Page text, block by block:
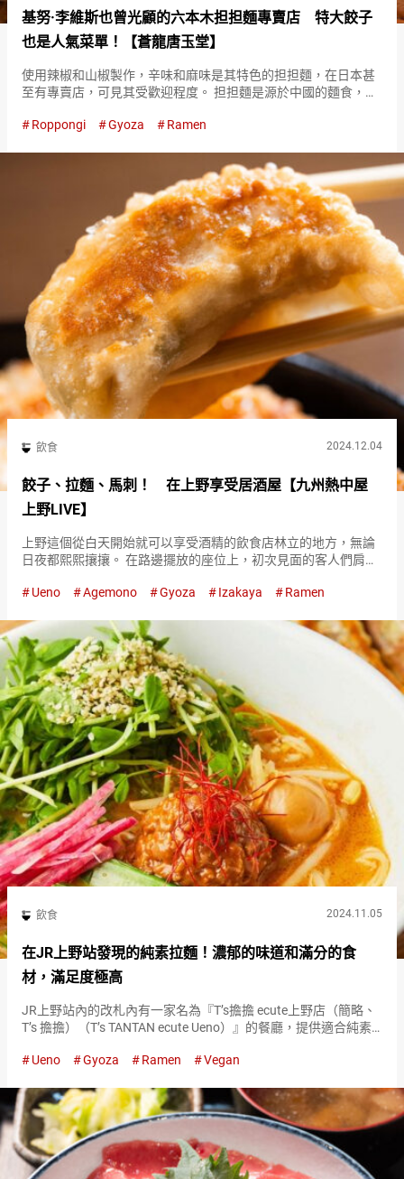
基努·李維斯也曾光顧的六本木担担麵專賣店 特大餃子
也是人氣菜單！【蒼龍唐玉堂】
使用辣椒和山椒製作，辛味和麻味是其特色的担担麵，在日本甚
至有專賣店，可見其受歡迎程度。 担担麵是源於中國的麵食，但
（Souryutougyokudo）』是一家提供店家獨特調味的担担麵的
Roppongi Gyoza Ramen
飲食 2024.12.04
餃子、拉麵、馬刺！ 在上野享受居酒屋【九州熱中屋
上野LIVE】
上野這個從白天開始就可以享受酒精的飲食店林立的地方，無論
日夜都熙熙攘攘。 在路邊擺放的座位上，初次見面的客人們肩並
『居酒屋（Izakaya）』享用酒精和餐點，上野絕對是完美的地
Ueno Agemono Gyoza Izakaya Ramen
飲食 2024.11.05
在JR上野站發現的純素拉麵！濃郁的味道和滿分的食
材，滿足度極高
JR上野站內的改札內有一家名為『T’s擔擔 ecute上野店（簡略、
T’s 擔擔）（T’s TANTAN ecute Ueno）』的餐廳，提供適合純素
Tantan）』。 『T’…
Ueno Gyoza Ramen Vegan